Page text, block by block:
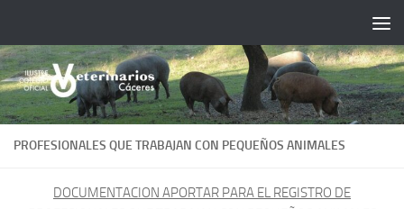
PROFESIONALES QUE TRABAJAN CON PEQUEÑOS ANIMALES
DOCUMENTACION APORTAR PARA EL REGISTRO DE